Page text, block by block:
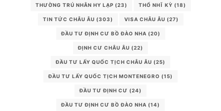
THƯỜNG TRÚ NHÂN HY LẠP (23) THỔ NHĨ KỲ (18)
TIN TỨC CHÂU ÂU (303) VISA CHÂU ÂU (27)
ĐẦU TƯ ĐỊNH CƯ BỒ ĐÀO NHA (20)
ĐỊNH CƯ CHÂU ÂU (22)
ĐẦU TƯ LẤY QUỐC TỊCH CHÂU ÂU (25)
ĐẦU TƯ LẤY QUỐC TỊCH MONTENEGRO (15)
ĐẦU TƯ ĐỊNH CƯ (24)
ĐẦU TƯ ĐỊNH CƯ BỒ ĐÀO NHA (14)